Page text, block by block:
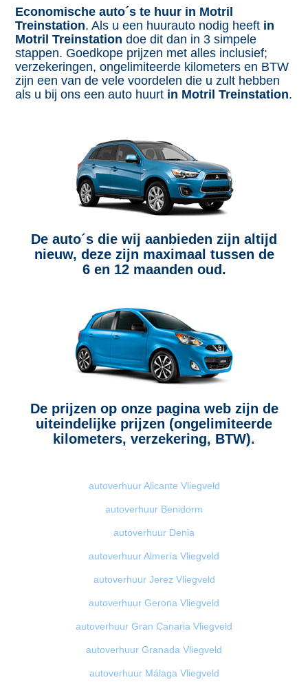
Economische auto´s te huur in Motril
Treinstation. Als u een huurauto nodig heeft in
Motril Treinstation doe dit dan in 3 simpele
stappen. Goedkope prijzen met alles inclusief;
verzekeringen, ongelimiteerde kilometers en BTW
zijn een van de vele voordelen die u zult hebben
als u bij ons een auto huurt in Motril Treinstation.
De auto´s die wij aanbieden zijn altijd
nieuw, deze zijn maximaal tussen de
6 en 12 maanden oud.
De prijzen op onze pagina web zijn de
uiteindelijke prijzen (ongelimiteerde
kilometers, verzekering, BTW).
autoverhuur Alicante Vliegveld
autoverhuur Benidorm
autoverhuur Denia
autoverhuur Almería Vliegveld
autoverhuur Jerez Vliegveld
autoverhuur Gerona Vliegveld
autoverhuur Gran Canaria Vliegveld
autoverhuur Granada Vliegveld
autoverhuur Málaga Vliegveld